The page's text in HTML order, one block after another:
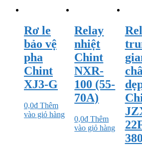
Rơ le
bảo vệ
pha
Chint
XJ3-G
0,0₫ Thêm
vào giỏ hàng
Relay
nhiệt
Chint
NXR-
100 (55-
70A)
0,0₫ Thêm
vào giỏ hàng